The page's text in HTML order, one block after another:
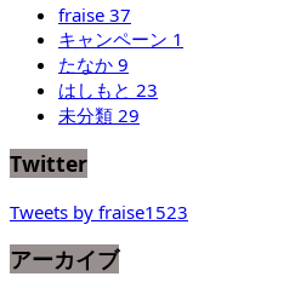
fraise 37
キャンペーン 1
たなか 9
はしもと 23
未分類 29
Twitter
Tweets by fraise1523
アーカイブ